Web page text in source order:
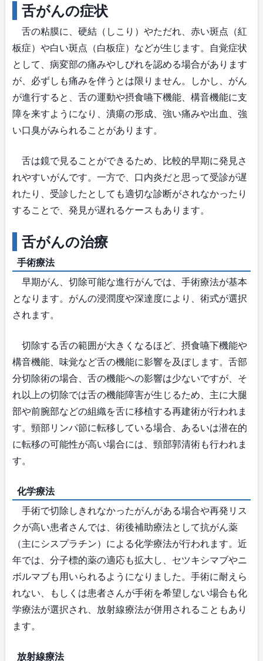
舌がんの症状
舌の粘膜に、硬結（しこり）やただれ、赤い斑点（紅
板症）や白い斑点（白板症）などが生じます。自覚症状
として、病変部の痛みやしびれを認める場合があります
が、必ずしも痛みを伴うとは限りません。しかし、がん
が進行すると、舌の運動や摂食嚥下機能、構音機能に支
障を来すようになり、潰瘍の形成、強い痛みや出血、強
い口臭がみられることがあります。
舌は鏡で見ることができるため、比較的早期に発見さ
れやすいがんです。一方で、口内炎だと思って受診が遅
れたり、受診したとしても適切な診断がされなかったり
することで、発見が遅れるケースもあります。
舌がんの治療
手術療法
早期がん、切除可能な進行がんでは、手術療法が基本
となります。がんの浸潤度や深達度により、術式が選択
されます。
切除する舌の範囲が大きくなるほど、摂食嚥下機能や
構音機能、味覚など舌の機能に影響を及ぼします。舌部
分切除術の場合、舌の機能への影響は少ないですが、そ
れ以上の切除では舌の機能障害が生じるため、主に大腿
部や前腕部などの組織を舌に移植する再建術が行われま
す。頸部リンパ節に転移している場合、あるいは潜在的
に転移の可能性が高い場合には、頸部郭清術も行われま
す。
化学療法
手術で切除しきれなかったがんがある場合や再発リス
クが高い患者さんでは、術後補助療法として抗がん薬
（主にシスプラチン）による化学療法が行われます。近
年では、分子標的薬の適応も拡大し、セツキシマブやニ
ボルマブも用いられるようになりました。手術に耐えら
れない、もしくは患者さんが手術を希望しない場合も化
学療法が選択され、放射線療法が併用されることもあり
ます。
放射線療法